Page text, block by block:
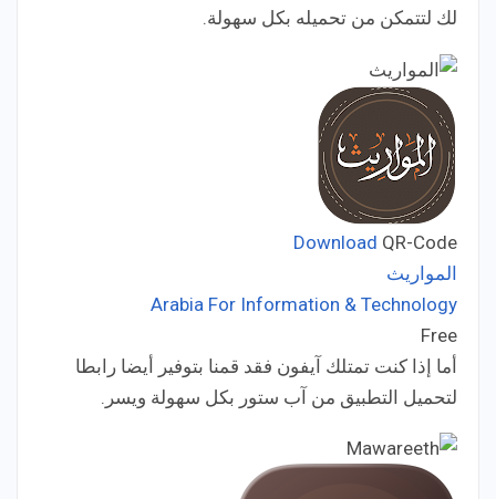
لك لتتمكن من تحميله بكل سهولة.
Download QR-Code
المواريث
Arabia For Information & Technology
Free
أما إذا كنت تمتلك آيفون فقد قمنا بتوفير أيضا رابطا
لتحميل التطبيق من آب ستور بكل سهولة ويسر.